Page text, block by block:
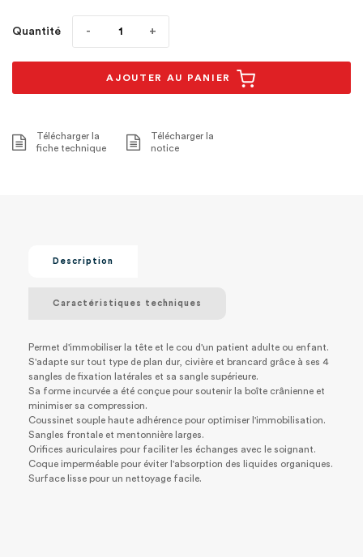
Quantité
AJOUTER AU PANIER
Télécharger la
fiche technique
Télécharger la
notice
Description
Caractéristiques techniques
Permet d'immobiliser la tête et le cou d'un patient adulte ou enfant.
S'adapte sur tout type de plan dur, civière et brancard grâce à ses 4
sangles de fixation latérales et sa sangle supérieure.
Sa forme incurvée a été conçue pour soutenir la boîte crânienne et
minimiser sa compression.
Coussinet souple haute adhérence pour optimiser l'immobilisation.
Sangles frontale et mentonnière larges.
Orifices auriculaires pour faciliter les échanges avec le soignant.
Coque imperméable pour éviter l'absorption des liquides organiques.
Surface lisse pour un nettoyage facile.